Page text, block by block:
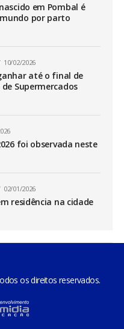
em Pombal é
por parto
10/02/2026
até o final de
Supermercados
foi observada neste
02/01/2026
residência na cidade
os direitos reservados.